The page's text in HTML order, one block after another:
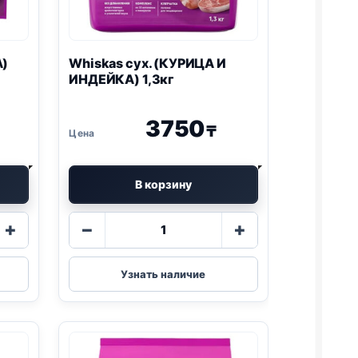
+
Whiskas сух. (КУРИЦА И
ИНДЕЙКА) 1,3кг
3750₸
В корзину
−
товара
Whiskas
сух.
И
ИНДЕЙКА)
1,3кг
+
Узнать наличие